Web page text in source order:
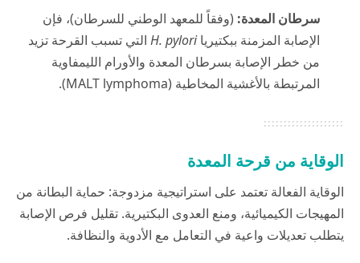
سرطان المعدة: (وفقاً للمعهد الوطني للسرطان)، فإن
الإصابة المزمنة ببكتيرياH. pylori التي تسبب القرحة تزيد
من خطر الإصابة بسرطان المعدة والأورام الليمفاوية
المرتبطة بالأغشية المخاطية (MALT lymphoma).
الوقاية من قرحة المعدة
الوقاية الفعالة تعتمد على استراتيجية مزدوجة: حماية البطانة من
المهيجات الكيميائية، ومنع العدوى البكتيرية. تقليل فرص الإصابة
يتطلب تعديلات واعية في التعامل مع الأدوية والنظافة.